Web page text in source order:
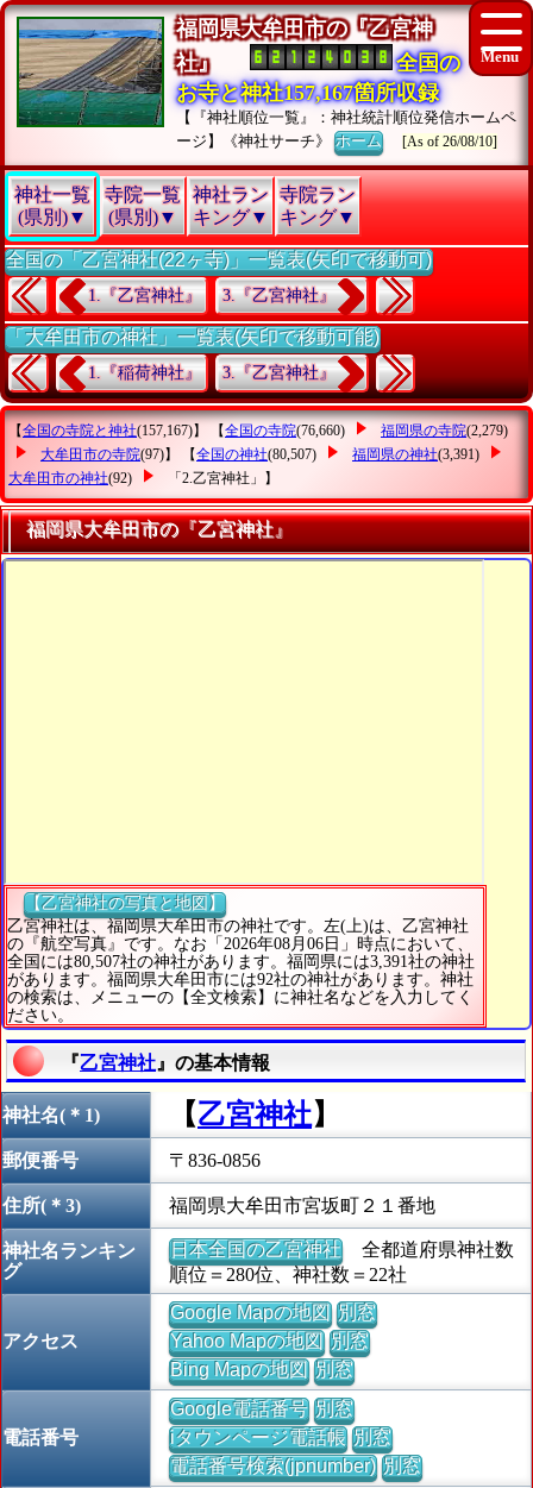
福岡県大牟田市の『乙宮神
社』
全国の
お寺と神社157,167箇所収録
【『神社順位一覧』：神社統計順位発信ホームペ
ージ】《神社サーチ》ホーム [As of 26/08/10]
神社一覧
(県別)▼
寺院一覧
(県別)▼
神社ラン
キング▼
寺院ラン
キング▼
全国の「乙宮神社(22ヶ寺)」一覧表(矢印で移動可)
1.『乙宮神社』 3.『乙宮神社』
「大牟田市の神社」一覧表(矢印で移動可能)
1.『稲荷神社』 3.『乙宮神社』
【全国の寺院と神社(157,167)】 【全国の寺院(76,660) 福岡県の寺院(2,279)
大牟田市の寺院(97)】 【全国の神社(80,507) 福岡県の神社(3,391)
大牟田市の神社(92) 「2.乙宮神社」 】
福岡県大牟田市の『乙宮神社』
【乙宮神社の写真と地図】
乙宮神社は、福岡県大牟田市の神社です。左(上)は、乙宮神社
の『航空写真』です。なお「2026年08月06日」時点において、
全国には80,507社の神社があります。福岡県には3,391社の神社
があります。福岡県大牟田市には92社の神社があります。神社
の検索は、メニューの【全文検索】に神社名などを入力してく
ださい。
『乙宮神社 』の基本情報
神社名(＊1) 【乙宮神社】
郵便番号 〒836-0856
住所(＊3) 福岡県大牟田市宮坂町２１番地
神社名ランキン
グ
日本全国の乙宮神社全都道府県神社数
順位＝280位、神社数＝22社
アクセス
Google Mapの地図 別窓
Yahoo Mapの地図 別窓
Bing Mapの地図 別窓
電話番号
Google電話番号 別窓
iタウンページ電話帳 別窓
電話番号検索(jpnumber) 別窓